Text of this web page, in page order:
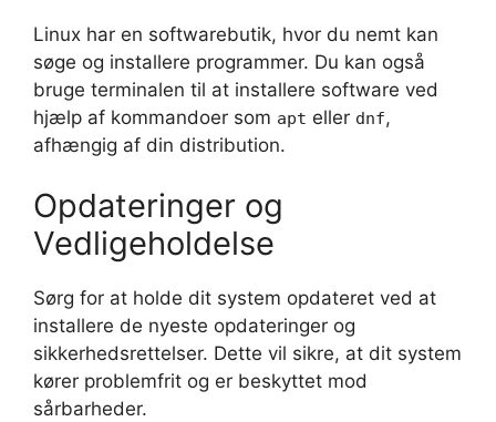
Linux har en softwarebutik, hvor du nemt kan
søge og installere programmer. Du kan også
bruge terminalen til at installere software ved
hjælp af kommandoer som apt eller dnf,
afhængig af din distribution.
Opdateringer og
Vedligeholdelse
Sørg for at holde dit system opdateret ved at
installere de nyeste opdateringer og
sikkerhedsrettelser. Dette vil sikre, at dit system
kører problemfrit og er beskyttet mod
sårbarheder.